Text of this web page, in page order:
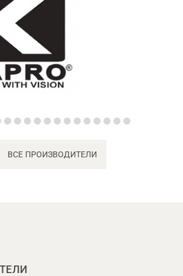
ВСЕ ПРОИЗВОДИТЕЛИ